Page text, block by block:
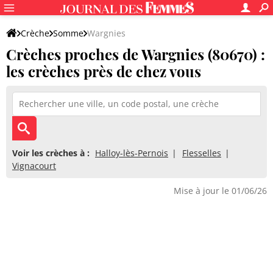
Crèche Somme Wargnies
Crèches proches de Wargnies (80670) :
les crèches près de chez vous
Voir les crèches à : Halloy-lès-Pernois
Flesselles
Vignacourt
Mise à jour le 01/06/26